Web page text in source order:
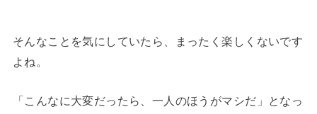
そんなことを気にしていたら、まったく楽しくないです
よね。
「こんなに大変だったら、一人のほうがマシだ」となっ